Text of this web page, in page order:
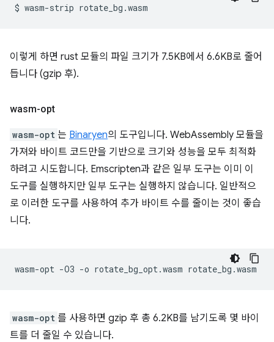
$ wasm-strip
이렇게 하면 rust 모듈의 파일 크기가 7.5KB에서 6.6KB로 줄어
듭니다 (gzip 후).
wasm-opt
wasm-opt 는 Binaryen의 도구입니다. WebAssembly 모듈을
가져와 바이트 코드만을 기반으로 크기와 성능을 모두 최적화
하려고 시도합니다. Emscripten과 같은 일부 도구는 이미 이
도구를 실행하지만 일부 도구는 실행하지 않습니다. 일반적으
로 이러한 도구를 사용하여 추가 바이트 수를 줄이는 것이 좋습
니다.
wasm-opt -O3 -o rotate_bg_opt.wasm
wasm-opt 를 사용하면 gzip 후 총 6.2KB를 남기도록 몇 바이
트를 더 줄일 수 있습니다.